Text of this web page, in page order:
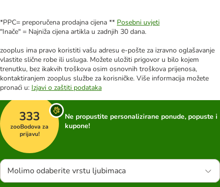
*PPC= preporučena prodajna cijena ** Posebni uvjeti
"Inače" = Najniža cijena artikla u zadnjih 30 dana.
zooplus ima pravo koristiti vašu adresu e-pošte za izravno oglašavanje
vlastite slične robe ili usluga. Možete uložiti prigovor u bilo kojem
trenutku, bez ikakvih troškova osim osnovnih troškova prijenosa,
kontaktiranjem zooplus službe za korisničke. Više informacija možete
pronaći u: Izjavi o zaštiti podataka
333
zooBodova za
prijavu!
Ne propustite personalizirane ponude, popuste i
kupone!
Molimo odaberite vrstu ljubimaca